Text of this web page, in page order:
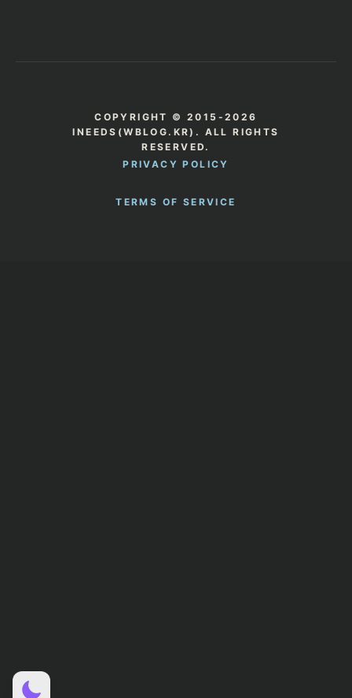
COPYRIGHT © 2015-2026
INEEDS(WBLOG.KR). ALL RIGHTS
RESERVED.
PRIVACY POLICY
TERMS OF SERVICE